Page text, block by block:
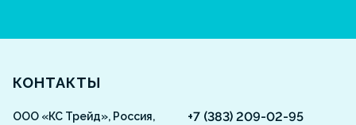
Aquarosa
КОНТАКТЫ
ООО «КС Трейд», Россия,
+7 (383) 209-02-95